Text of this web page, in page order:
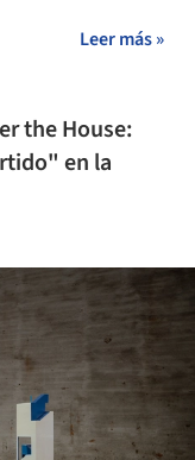
Leer más »
the House:
en la